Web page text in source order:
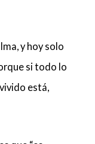
y hoy solo
si todo lo
está,